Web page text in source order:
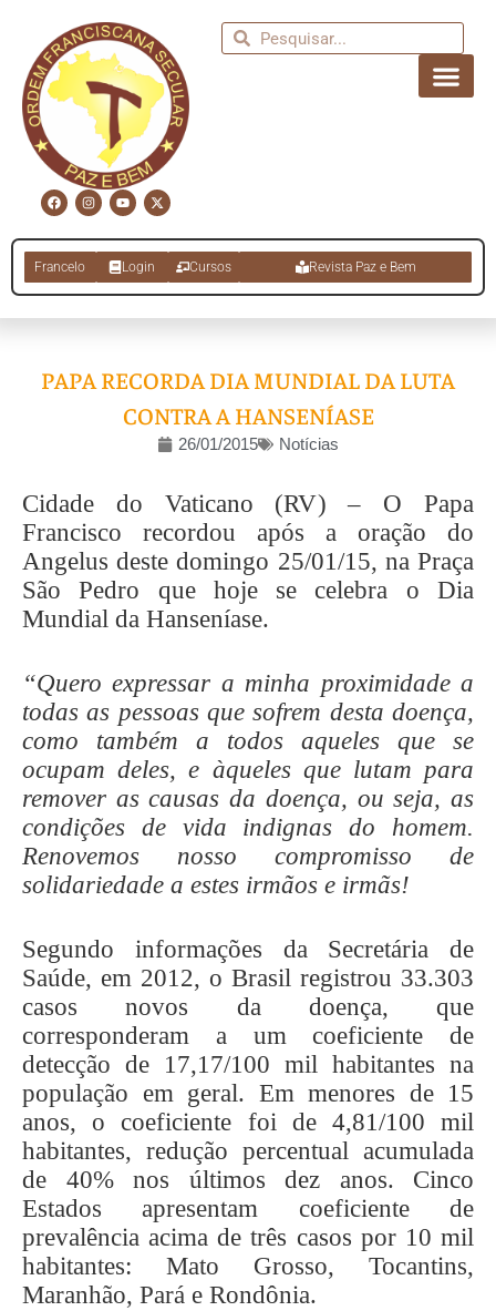
Francelo Login Cursos Revista Paz e Bem
PAPA RECORDA DIA MUNDIAL DA LUTA
CONTRA A HANSENÍASE
26/01/2015 Notícias
Cidade do Vaticano (RV) – O Papa
Francisco recordou após a oração do
Angelus deste domingo 25/01/15, na Praça
São Pedro que hoje se celebra o Dia
Mundial da Hanseníase.
“Quero expressar a minha proximidade a
todas as pessoas que sofrem desta doença,
como também a todos aqueles que se
ocupam deles, e àqueles que lutam para
remover as causas da doença, ou seja, as
condições de vida indignas do homem.
Renovemos nosso compromisso de
solidariedade a estes irmãos e irmãs!
Segundo informações da Secretária de
Saúde, em 2012, o Brasil registrou 33.303
casos novos da doença, que
corresponderam a um coeficiente de
detecção de 17,17/100 mil habitantes na
população em geral. Em menores de 15
anos, o coeficiente foi de 4,81/100 mil
habitantes, redução percentual acumulada
de 40% nos últimos dez anos. Cinco
Estados apresentam coeficiente de
prevalência acima de três casos por 10 mil
habitantes: Mato Grosso, Tocantins,
Maranhão, Pará e Rondônia.